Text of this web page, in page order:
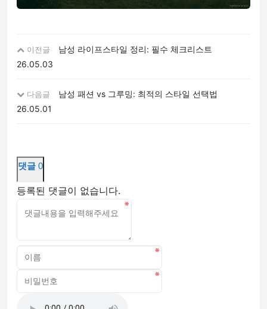
이전글
남성 라이프스타일 정리: 필수 체크리스트
26.05.03
다음글
남성 패션 vs 그루밍: 최적의 스타일 선택법
26.05.01
댓글 0
등록된 댓글이 없습니다.